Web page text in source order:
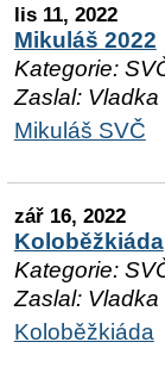
lis 11, 2022
Mikuláš 2022
Kategorie:
Zaslal: Vladka
Mikuláš SVČ
zář 16, 2022
Koloběžkiáda
Kategorie:
Zaslal: Vladka
Koloběžkiáda